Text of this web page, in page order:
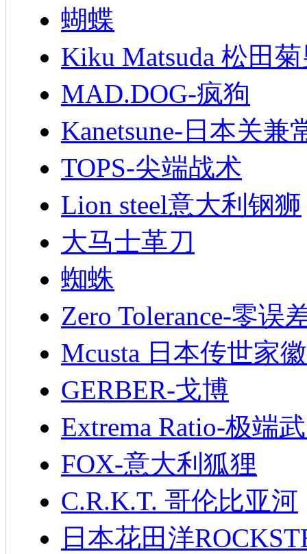
蝴蝶
Kiku Matsuda 松田
MAD.DOG-疯狗
Kanetsune-日本关兼
TOPS-尖端战术
Lion steel意大利钢狮
大马士革刀
蜘蛛
Zero Tolerance-零误
Mcusta 日本传世家徽
GERBER-戈博
Extrema Ratio-极端
FOX-意大利狐狸
C.R.K.T. 哥伦比亚河
日本花田洋